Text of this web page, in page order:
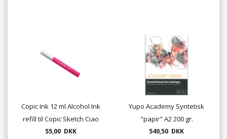
Copic Ink 12 ml Alcohol Ink
refill til Copic Sketch Ciao
og Classic
55,00 DKK
Yupo Academy Syntetisk
"papir" A2 200 gr.
540,50 DKK